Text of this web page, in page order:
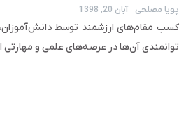
پویا مصلحی آبان 20, 1398
کسب مقام‌های ارزشمند توسط
توانمندی آن‌ها در عرصه‌های علمی و